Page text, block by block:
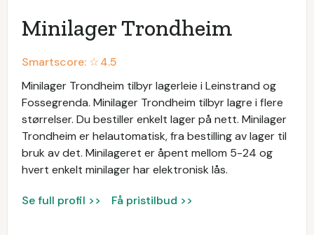
Minilager Trondheim
Smartscore: ☆4.5
Minilager Trondheim tilbyr lagerleie i Leinstrand og
Fossegrenda. Minilager Trondheim tilbyr lagre i flere
størrelser. Du bestiller enkelt lager på nett. Minilager
Trondheim er helautomatisk, fra bestilling av lager til
bruk av det. Minilageret er åpent mellom 5-24 og
hvert enkelt minilager har elektronisk lås.
Se full profil >> Få pristilbud >>